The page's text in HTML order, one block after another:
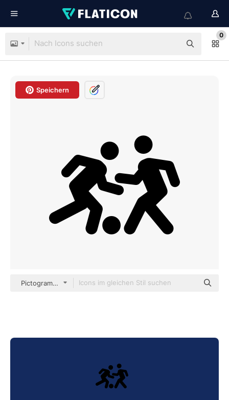
0
Speichern
Pictograms Fill